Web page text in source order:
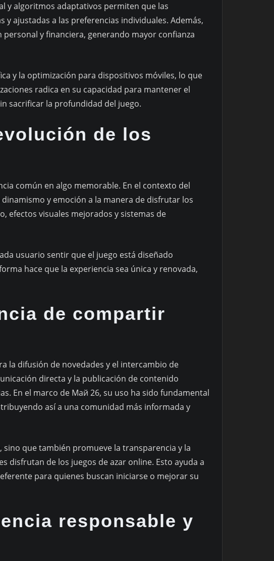
y algoritmos adaptativos permiten que las
ajustadas a las preferencias individuales. Además,
y financiera, generando mayor confianza
y la optimización para dispositivos móviles, lo que
radica en su capacidad para mantener el
sacrificar la profundidad del juego.
de los
común en algo memorable. En el contexto del
y emoción a la manera de disfrutar los
efectos visuales mejorados y sistemas de
usuario sentir que el juego está diseñado
hace que la experiencia sea única y renovada,
de compartir
la difusión de novedades y el intercambio de
directa y la publicación de contenido
En el marco de Май 26, su uso ha sido fundamental
así a una comunidad más informada y
que también promueve la transparencia y la
disfrutan de los juegos de azar online. Esto ayuda a
para quienes buscan iniciarse o mejorar su
responsable y